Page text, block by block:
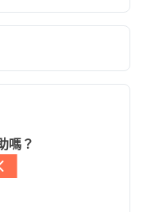
Landscape and
(Collins and
07/plant-growth-
嗎？